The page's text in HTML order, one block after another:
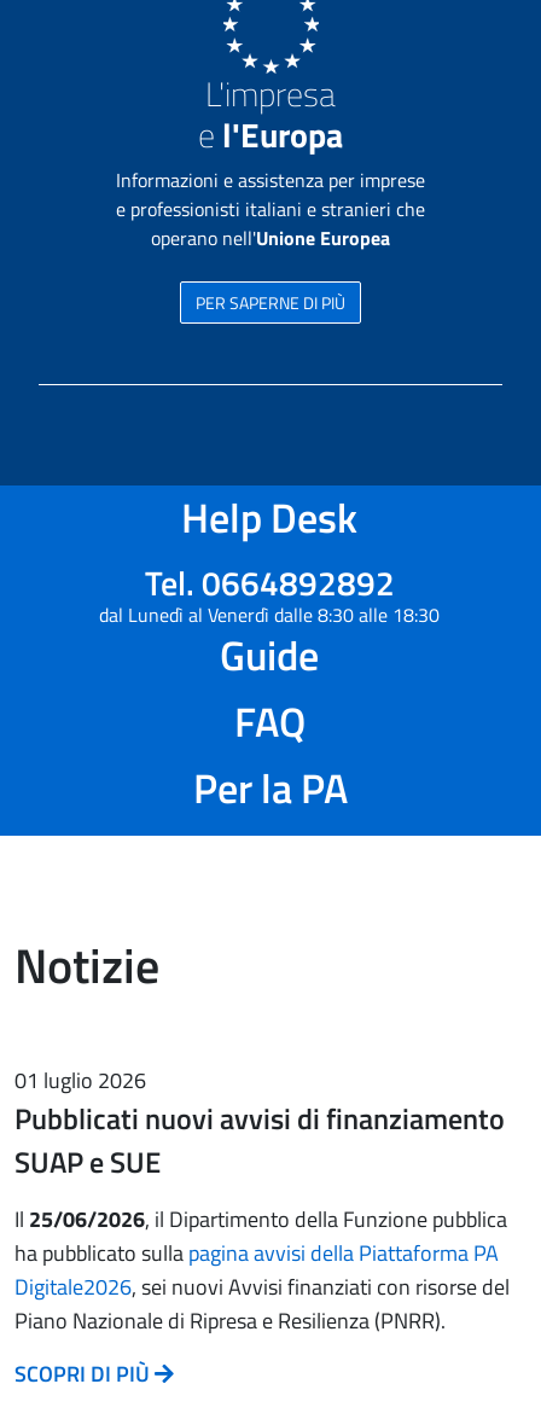
L'impresa
el'Europa
Informazioni e assistenza per imprese
e professionisti italiani e stranieri che
operano nell'Unione Europea
PER SAPERNE DI PIÙ
Help Desk
Tel. 0664892892
dal Lunedì al Venerdì dalle 8:30 alle 18:30
Guide
FAQ
Per la PA
Notizie
01 luglio 2026
Pubblicati nuovi avvisi di finanziamento
SUAP e SUE
Il 25/06/2026, il Dipartimento della Funzione pubblica
ha pubblicato sullapagina avvisi della Piattaforma PA
Digitale2026, sei nuovi Avvisi finanziati con risorse del
Piano Nazionale di Ripresa e Resilienza (PNRR).
SCOPRI DI PIÙ